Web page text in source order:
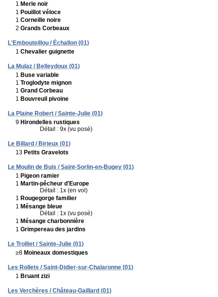
1 Merle noir
1 Pouillot véloce
1 Corneille noire
2 Grands Corbeaux
L'Embouteillou / Échallon (01)
1 Chevalier guignette
La Mulaz / Belleydoux (01)
1 Buse variable
1 Troglodyte mignon
1 Grand Corbeau
1 Bouvreuil pivoine
La Plaine Robert / Sainte-Julie (01)
9 Hirondelles rustiques
Détail : 9x (vu posé)
Le Billard / Birieux (01)
13 Petits Gravelots
Le Moulin de Buis / Saint-Sorlin-en-Bugey (01)
1 Pigeon ramier
1 Martin-pêcheur d'Europe
Détail : 1x (en vol)
1 Rougegorge familier
1 Mésange bleue
Détail : 1x (vu posé)
1 Mésange charbonnière
1 Grimpereau des jardins
Le Trolliet / Sainte-Julie (01)
≥8 Moineaux domestiques
Les Rollets / Saint-Didier-sur-Chalaronne (01)
1 Bruant zizi
Les Verchères / Château-Gaillard (01)